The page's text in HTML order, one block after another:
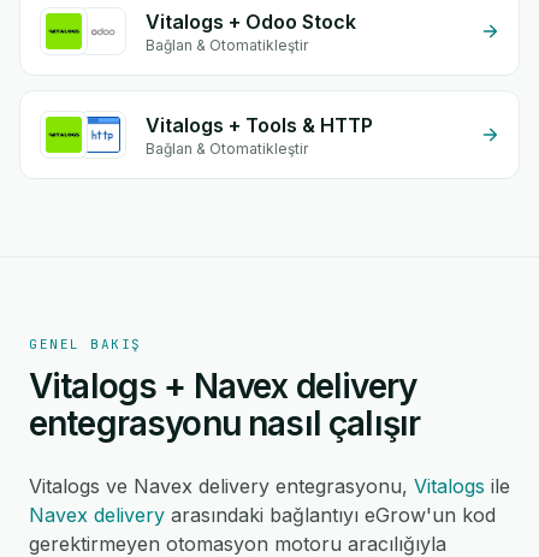
Vitalogs + Odoo Stock
Bağlan & Otomatikleştir
Vitalogs + Tools & HTTP
Bağlan & Otomatikleştir
GENEL BAKIŞ
Vitalogs + Navex delivery
entegrasyonu nasıl çalışır
Vitalogs ve Navex delivery entegrasyonu, Vitalogs ile
Navex delivery arasındaki bağlantıyı eGrow'un kod
gerektirmeyen otomasyon motoru aracılığıyla